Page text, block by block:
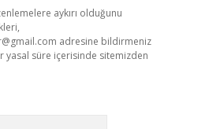
aykırı olduğunu
adresine bildirmeniz
yasal süre içerisinde sitemizden